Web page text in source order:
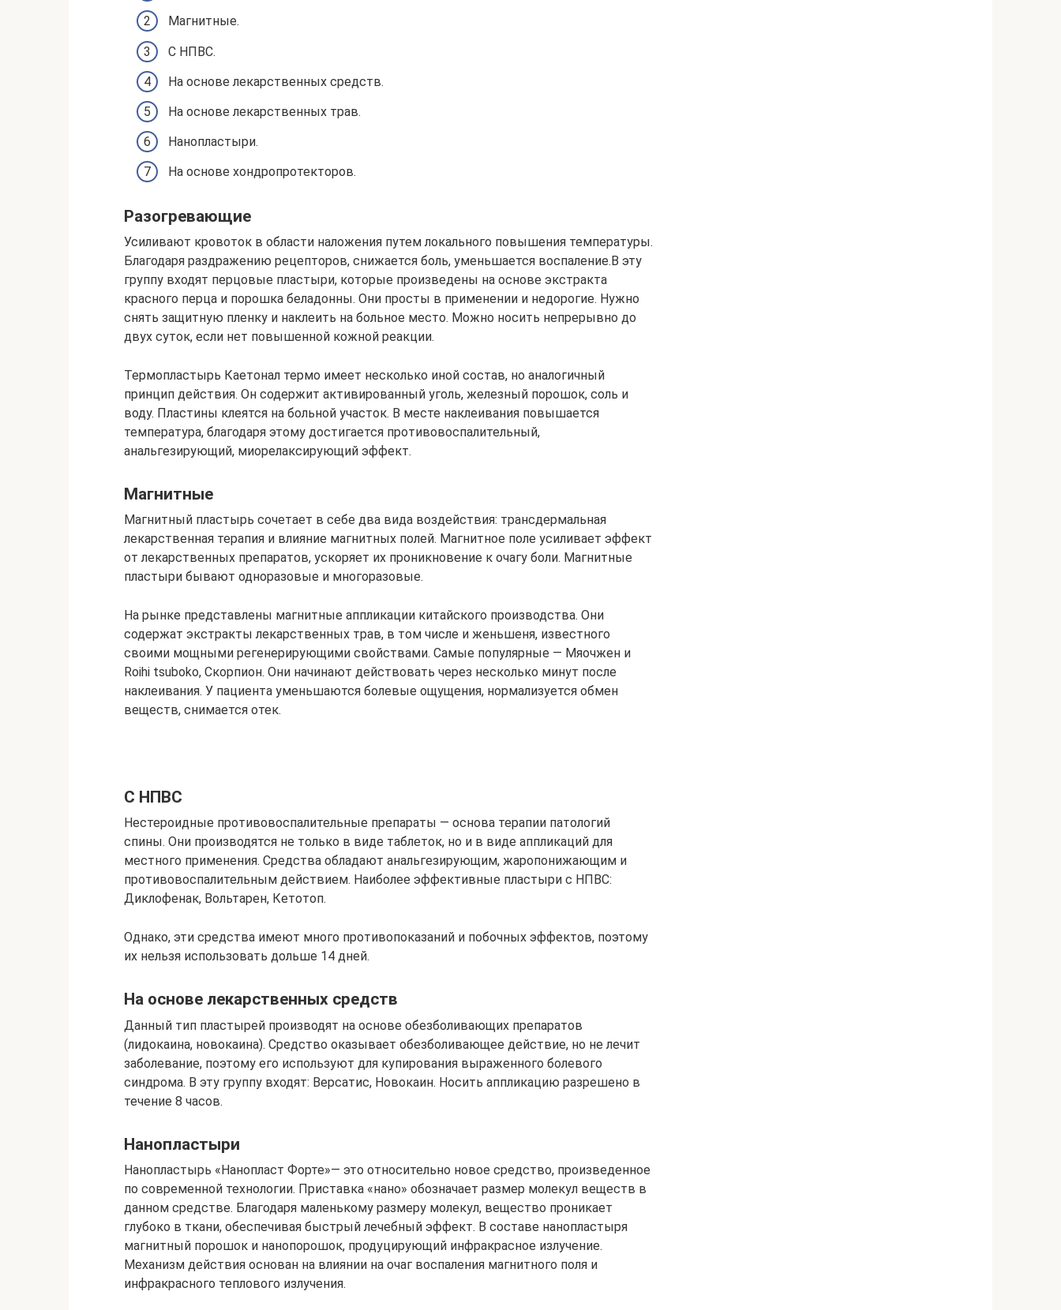
Магнитные.
С НПВС.
На основе лекарственных средств.
На основе лекарственных трав.
Нанопластыри.
На основе хондропротекторов.
Разогревающие
Усиливают кровоток в области наложения путем локального повышения температуры.
Благодаря раздражению рецепторов, снижается боль, уменьшается воспаление.В эту
группу входят перцовые пластыри, которые произведены на основе экстракта
красного перца и порошка беладонны. Они просты в применении и недорогие. Нужно
снять защитную пленку и наклеить на больное место. Можно носить непрерывно до
двух суток, если нет повышенной кожной реакции.
Термопластырь Каетонал термо имеет несколько иной состав, но аналогичный
принцип действия. Он содержит активированный уголь, железный порошок, соль и
воду. Пластины клеятся на больной участок. В месте наклеивания повышается
температура, благодаря этому достигается противовоспалительный,
анальгезирующий, миорелаксирующий эффект.
Магнитные
Магнитный пластырь сочетает в себе два вида воздействия: трансдермальная
лекарственная терапия и влияние магнитных полей. Магнитное поле усиливает эффект
от лекарственных препаратов, ускоряет их проникновение к очагу боли. Магнитные
пластыри бывают одноразовые и многоразовые.
На рынке представлены магнитные аппликации китайского производства. Они
содержат экстракты лекарственных трав, в том числе и женьшеня, известного
своими мощными регенерирующими свойствами. Самые популярные — Мяочжен и
Roihi tsuboko, Скорпион. Они начинают действовать через несколько минут после
наклеивания. У пациента уменьшаются болевые ощущения, нормализуется обмен
веществ, снимается отек.
С НПВС
Нестероидные противовоспалительные препараты — основа терапии патологий
спины. Они производятся не только в виде таблеток, но и в виде аппликаций для
местного применения. Средства обладают анальгезирующим, жаропонижающим и
противовоспалительным действием. Наиболее эффективные пластыри с НПВС:
Диклофенак, Вольтарен, Кетотоп.
Однако, эти средства имеют много противопоказаний и побочных эффектов, поэтому
их нельзя использовать дольше 14 дней.
На основе лекарственных средств
Данный тип пластырей производят на основе обезболивающих препаратов
(лидокаина, новокаина). Средство оказывает обезболивающее действие, но не лечит
заболевание, поэтому его используют для купирования выраженного болевого
синдрома. В эту группу входят: Версатис, Новокаин. Носить аппликацию разрешено в
течение 8 часов.
Нанопластыри
Нанопластырь «Нанопласт Форте»— это относительно новое средство, произведенное
по современной технологии. Приставка «нано» обозначает размер молекул веществ в
данном средстве. Благодаря маленькому размеру молекул, вещество проникает
глубоко в ткани, обеспечивая быстрый лечебный эффект. В составе нанопластыря
магнитный порошок и нанопорошок, продуцирующий инфракрасное излучение.
Механизм действия основан на влиянии на очаг воспаления магнитного поля и
инфракрасного теплового излучения.